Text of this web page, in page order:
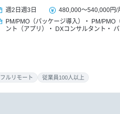
週2日 週3日 480,000～540,000円/
PM/PMO（パッケージ導入）
PM/PMO
ント（アプリ）
DXコンサルタント
フルリモート 従業員100人以上